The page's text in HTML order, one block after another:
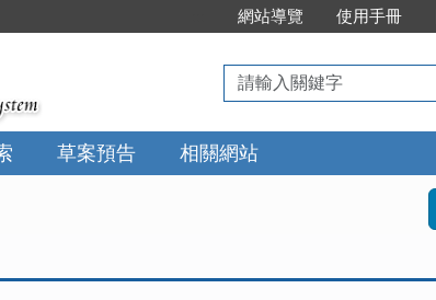
網站導覽 使用手冊
請
輸
入
關
鍵
草案預告 相關網站